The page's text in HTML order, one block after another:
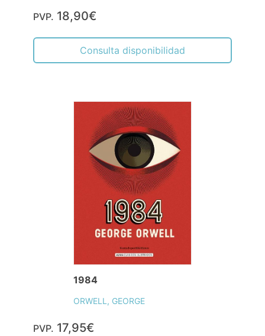
PVP. 18,90€
Consulta disponibilidad
1984
ORWELL, GEORGE
PVP. 17,95€